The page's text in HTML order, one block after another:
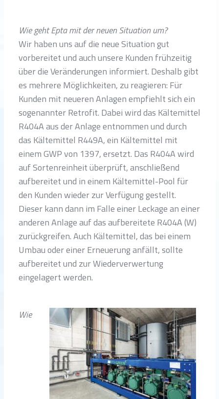
Wie geht Epta mit der neuen Situation um?
Wir haben uns auf die neue Situation gut
vorbereitet und auch unsere Kunden frühzeitig
über die Veränderungen informiert. Deshalb gibt
es mehrere Möglichkeiten, zu reagieren: Für
Kunden mit neueren Anlagen empfiehlt sich ein
sogenannter Retrofit. Dabei wird das Kältemittel
R404A aus der Anlage entnommen und durch
das Kältemittel R449A, ein Kältemittel mit
einem GWP von 1397, ersetzt. Das R404A wird
auf Sortenreinheit überprüft, anschließend
aufbereitet und in einem Kältemittel-Pool für
den Kunden wieder zur Verfügung gestellt.
Dieser kann dann im Falle einer Leckage an einer
anderen Anlage auf das aufbereitete R404A (W)
zurückgreifen. Auch Kältemittel, das bei einem
Umbau oder einer Erneuerung anfällt, sollte
aufbereitet und zur Wiederverwertung
eingelagert werden.
Wie